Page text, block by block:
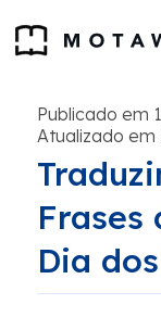
Publicado em
Atualizado em
Frases
Dia